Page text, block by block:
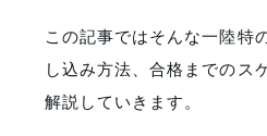
この記事ではそんな一陸特
し込み方法、合格までのス
解説していきます。